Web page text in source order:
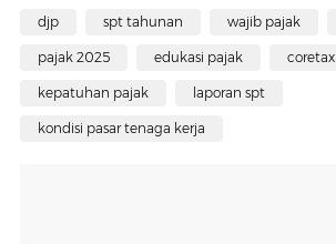
djp spt tahunan wajib pajak
pajak 2025 edukasi pajak coretax
kepatuhan pajak laporan spt
kondisi pasar tenaga kerja